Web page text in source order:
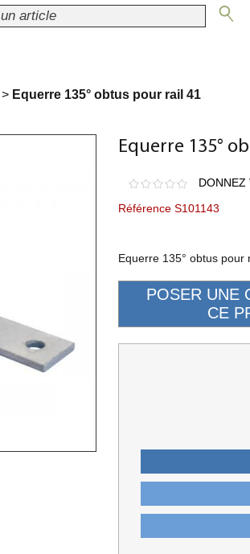
> Equerre 135° obtus pour rail 41
Equerre 135°
DONNEZ
Référence S101143
Equerre 135° obtus pour